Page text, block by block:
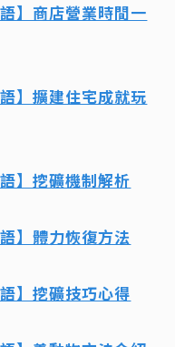
】商店營業時間一
】擴建住宅成就玩
】挖礦機制解析
】體力恢復方法
】挖礦技巧心得